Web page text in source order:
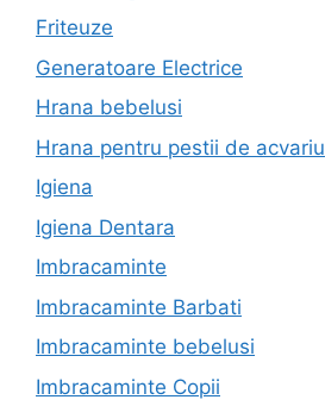
Friteuze
Generatoare Electrice
Hrana bebelusi
Hrana pentru pestii de acvariu
Igiena
Igiena Dentara
Imbracaminte
Imbracaminte Barbati
Imbracaminte bebelusi
Imbracaminte Copii